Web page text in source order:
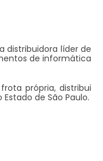
distribuidora líder de
de informática
própria, distribui
de São Paulo.